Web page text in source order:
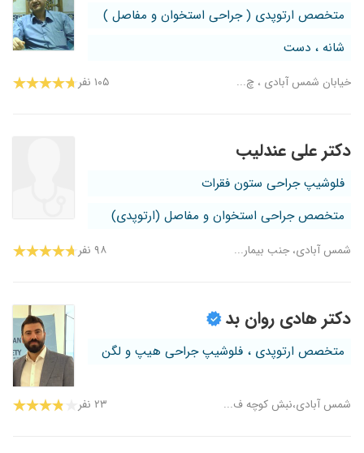
متخصص ارتوپدی ( جراحی استخوان و مفاصل )
شانه ، دست
خیابان شمس آبادی ، چ... ۱۰۵ نفر
دکتر علی عندلیب
فلوشیپ جراحی ستون فقرات
متخصص جراحی استخوان و مفاصل (ارتوپدی)
شمس آبادی، جنب بیمار... ۹۸ نفر
دکتر هادی روان بد
متخصص ارتوپدی ، فلوشیپ جراحی هیپ و لگن
شمس آبادی،نبش کوچه ف... ۲۳ نفر